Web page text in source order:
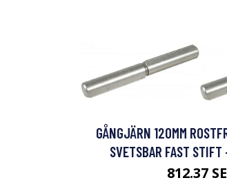
GÅNGJÄRN 120MM
SVETSBAR FAST
812.37